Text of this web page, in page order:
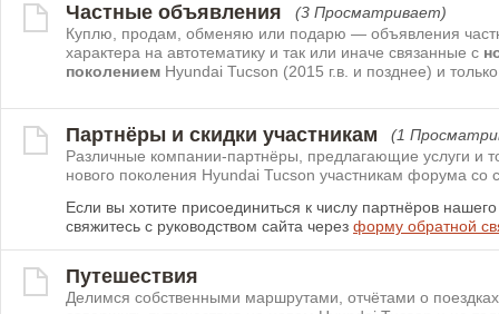
Частные объявления
(3 Просматривает)
Куплю, продам, обменяю или подарю — объявления
характера на автотематику и так или иначе связанные с
поколением Hyundai Tucson (2015 г.в. и позднее) и
Партнёры и скидки участникам
(1
Различные компании-партнёры, предлагающие услуги и
нового поколения Hyundai Tucson участникам форума со
Если вы хотите присоединиться к числу партнёров
свяжитесь с руководством сайта через форму обратной
Путешествия
Делимся собственными маршрутами, отчётами о